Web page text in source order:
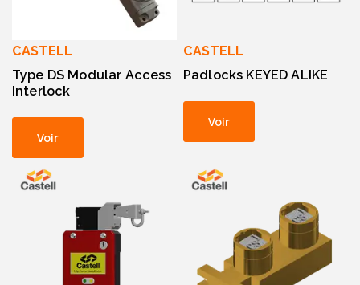
CASTELL
Type DS Modular Access
Interlock
Voir
CASTELL
Padlocks KEYED ALIKE
Voir